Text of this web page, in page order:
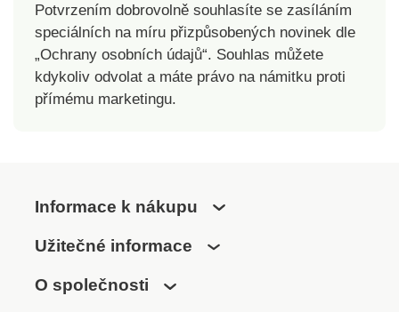
Potvrzením dobrovolně souhlasíte se zasíláním
speciálních na míru přizpůsobených novinek dle
„Ochrany osobních údajů“. Souhlas můžete
kdykoliv odvolat a máte právo na námitku proti
přímému marketingu.
Informace k nákupu
Užitečné informace
O společnosti